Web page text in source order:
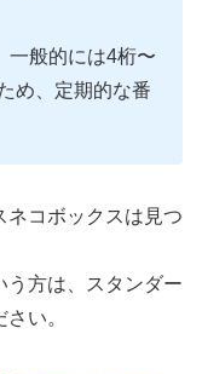
一般的には4桁〜
め、定期的な番
ネコボックスは見つ
う方は、スタンダー
い。